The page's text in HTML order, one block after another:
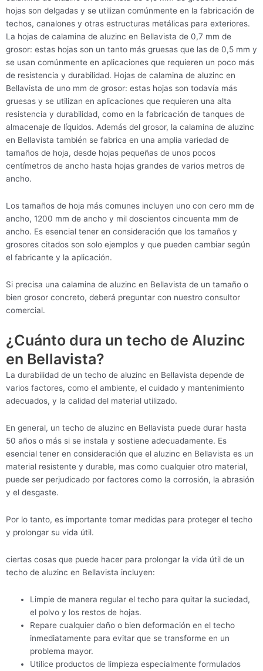
hojas son delgadas y se utilizan comúnmente en la fabricación de
techos, canalones y otras estructuras metálicas para exteriores.
La hojas de calamina de aluzinc en Bellavista de 0,7 mm de
grosor: estas hojas son un tanto más gruesas que las de 0,5 mm y
se usan comúnmente en aplicaciones que requieren un poco más
de resistencia y durabilidad. Hojas de calamina de aluzinc en
Bellavista de uno mm de grosor: estas hojas son todavía más
gruesas y se utilizan en aplicaciones que requieren una alta
resistencia y durabilidad, como en la fabricación de tanques de
almacenaje de líquidos. Además del grosor, la calamina de aluzinc
en Bellavista también se fabrica en una amplia variedad de
tamaños de hoja, desde hojas pequeñas de unos pocos
centímetros de ancho hasta hojas grandes de varios metros de
ancho.
Los tamaños de hoja más comunes incluyen uno con cero mm de
ancho, 1200 mm de ancho y mil doscientos cincuenta mm de
ancho. Es esencial tener en consideración que los tamaños y
grosores citados son solo ejemplos y que pueden cambiar según
el fabricante y la aplicación.
Si precisa una calamina de aluzinc en Bellavista de un tamaño o
bien grosor concreto, deberá preguntar con nuestro consultor
comercial.
¿Cuánto dura un techo de Aluzinc
en Bellavista?
La durabilidad de un techo de aluzinc en Bellavista depende de
varios factores, como el ambiente, el cuidado y mantenimiento
adecuados, y la calidad del material utilizado.
En general, un techo de aluzinc en Bellavista puede durar hasta
50 años o más si se instala y sostiene adecuadamente. Es
esencial tener en consideración que el aluzinc en Bellavista es un
material resistente y durable, mas como cualquier otro material,
puede ser perjudicado por factores como la corrosión, la abrasión
y el desgaste.
Por lo tanto, es importante tomar medidas para proteger el techo
y prolongar su vida útil.
ciertas cosas que puede hacer para prolongar la vida útil de un
techo de aluzinc en Bellavista incluyen:
Limpie de manera regular el techo para quitar la suciedad,
el polvo y los restos de hojas.
Repare cualquier daño o bien deformación en el techo
inmediatamente para evitar que se transforme en un
problema mayor.
Utilice productos de limpieza especialmente formulados